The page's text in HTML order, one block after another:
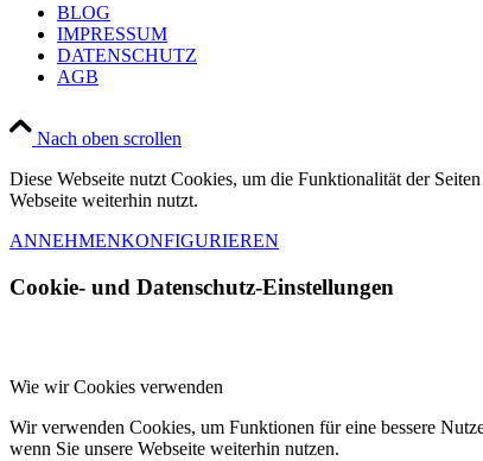
BLOG
IMPRESSUM
DATENSCHUTZ
AGB
Nach oben scrollen
Diese Webseite nutzt Cookies, um die Funktionalität der
Webseite weiterhin nutzt.
ANNEHMENKONFIGURIEREN
Cookie- und Datenschutz-Einstellungen
Wie wir Cookies verwenden
Wir verwenden Cookies, um Funktionen für eine bessere
wenn Sie unsere Webseite weiterhin nutzen.